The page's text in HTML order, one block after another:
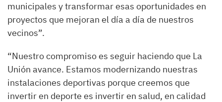
municipales y transformar esas oportunidades en
proyectos que mejoran el día a día de nuestros
vecinos”.
“Nuestro compromiso es seguir haciendo que La
Unión avance. Estamos modernizando nuestras
instalaciones deportivas porque creemos que
invertir en deporte es invertir en salud, en calidad